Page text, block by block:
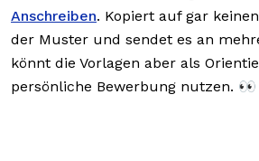
Anschreiben. Kopiert auf gar
der Muster und sendet es an
könnt die Vorlagen aber als
persönliche Bewerbung nutzen. 👀